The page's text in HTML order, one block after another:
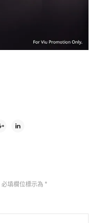
必填欄位標示為 *